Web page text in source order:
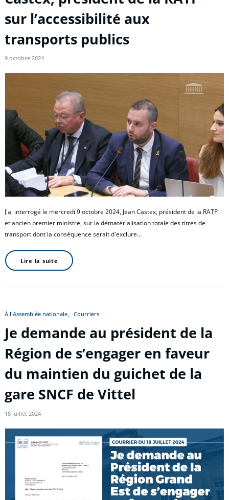
sur l’accessibilité aux
transports publics
9 octobre 2024
J'ai interrogé le mercredi 9 octobre 2024, Jean Castex, président de la RATP
et ancien premier ministre, sur la dématérialisation totale des titres de
transport dont la conséquence serait d'exclure…
Lire la suite
À l'Assemblée nationale Courriers
Je demande au président de la
Région de s’engager en faveur
du maintien du guichet de la
gare SNCF de Vittel
18 juillet 2024